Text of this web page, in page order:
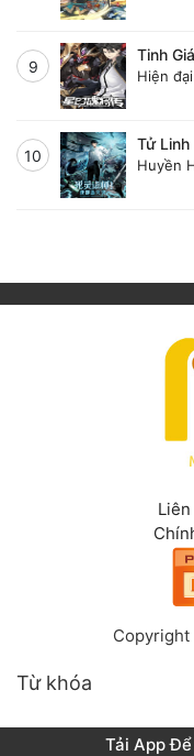
9
Tinh
Hiện đại
10
Tử Linh
Huyền
Từ khóa
Tải App